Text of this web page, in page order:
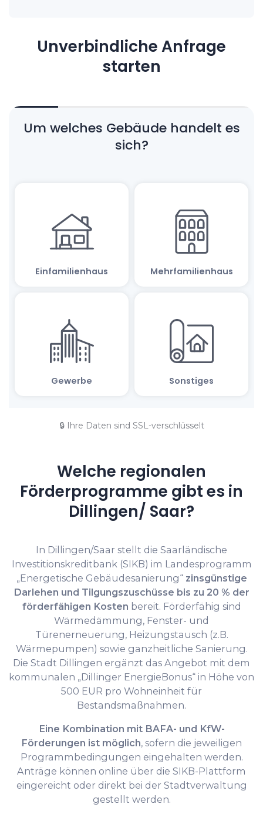
Unverbindliche Anfrage
starten
🔒 Ihre Daten sind SSL-verschlüsselt
Welche regionalen
Förderprogramme gibt es in
Dillingen/ Saar?
In Dillingen/Saar stellt die Saarländische
Investitionskreditbank (SIKB) im Landesprogramm
„Energetische Gebäudesanierung“ zinsgünstige
Darlehen und Tilgungszuschüsse bis zu 20 % der
förderfähigen Kosten bereit. Förderfähig sind
Wärmedämmung, Fenster- und
Türenerneuerung, Heizungstausch (z.B.
Wärmepumpen) sowie ganzheitliche Sanierung.
Die Stadt Dillingen ergänzt das Angebot mit dem
kommunalen „Dillinger EnergieBonus“ in Höhe von
500 EUR pro Wohneinheit für
Bestandsmaßnahmen.
Eine Kombination mit BAFA- und KfW-
Förderungen ist möglich, sofern die jeweiligen
Programmbedingungen eingehalten werden.
Anträge können online über die SIKB-Plattform
eingereicht oder direkt bei der Stadtverwaltung
gestellt werden.